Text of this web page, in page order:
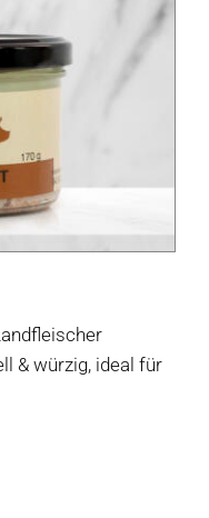
& würzig, ideal für